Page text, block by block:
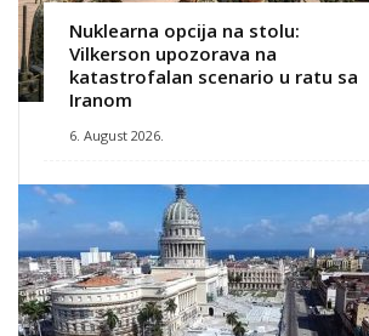
Nuklearna opcija na stolu:
Vilkerson upozorava na
katastrofalan scenario u ratu sa
Iranom
6. August 2026.